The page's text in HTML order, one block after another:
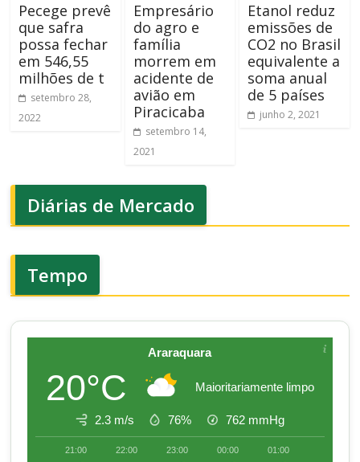
Pecege prevê
que safra
possa fechar
em 546,55
milhões de t
setembro 28,
2022
Empresário
do agro e
família
morrem em
acidente de
avião em
Piracicaba
setembro 14,
2021
Etanol reduz
emissões de
CO2 no Brasil
equivalente a
soma anual
de 5 países
junho 2, 2021
Diárias de Mercado
Tempo
Araraquara
20°C Maioritariamente limpo
2.3 m/s 76% 762 mmHg
21:00 22:00 23:00 00:00 01:00